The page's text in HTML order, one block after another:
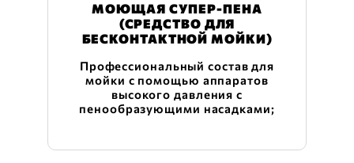
МОЮЩАЯ СУПЕР-ПЕНА
(СРЕДСТВО ДЛЯ
БЕСКОНТАКТНОЙ МОЙКИ)
Профессиональный состав для
мойки с помощью аппаратов
высокого давления с
пенообразующими насадками;
эффективно очищает